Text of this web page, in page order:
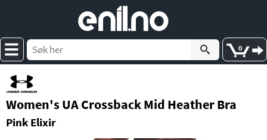
enil no
0
Women's UA Crossback Mid Heather Bra
Pink Elixir